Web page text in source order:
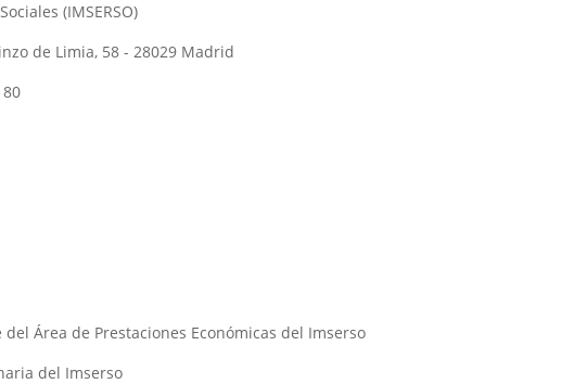
(IMSERSO)
de Limia, 58 - 28029 Madrid
del Área de Prestaciones Económicas del Imserso
del Imserso